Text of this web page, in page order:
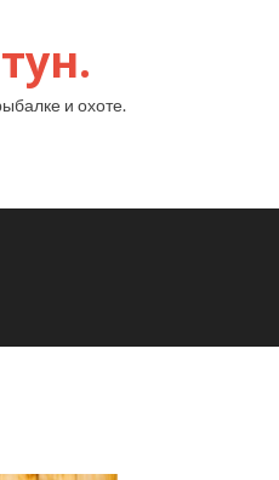
и охоте.